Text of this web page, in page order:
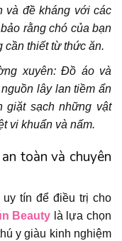
và đề kháng với các
rằng chó của bạn
thiết từ thức ăn.
xuyên: Đồ áo và
lây lan tiềm ẩn
giặt sạch những vật
vi khuẩn và nấm.
toàn và chuyên
tín để điều trị cho
Beauty là lựa chọn
y giàu kinh nghiệm